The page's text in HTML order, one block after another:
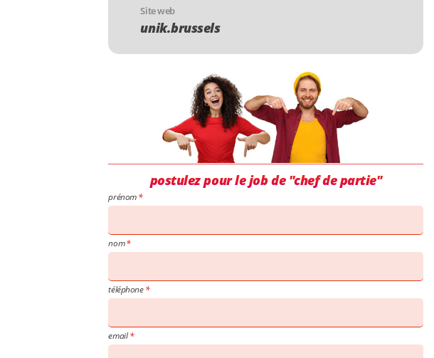
Site web
unik.brussels
postulez pour le job de "chef de partie"
prénom
nom
téléphone
email